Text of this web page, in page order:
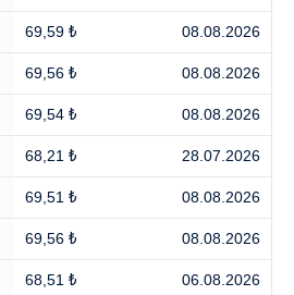
69,59 ₺ 08.08.2026
69,56 ₺ 08.08.2026
69,54 ₺ 08.08.2026
68,21 ₺ 28.07.2026
69,51 ₺ 08.08.2026
69,56 ₺ 08.08.2026
68,51 ₺ 06.08.2026